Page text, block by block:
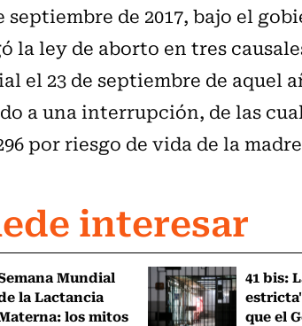
septiembre de 2017, bajo el
la ley de aborto en tres
el 23 de septiembre de aquel
a una interrupción, de las
por riesgo de vida de la
interesar
Mundial
la Lactancia
los mitos
41 bis:
que el